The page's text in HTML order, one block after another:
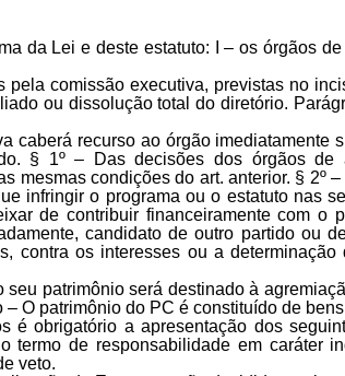
da Lei e deste estatuto: I – os órgãos
comissão executiva, previstas no
ou dissolução total do diretório.
caberá recurso ao órgão imediatamente
§ 1º – Das decisões dos órgãos de
mesmas condições do art. anterior. §
infringir o programa ou o estatuto nas
de contribuir financeiramente com o
candidato de outro partido ou
contra os interesses ou a
seu patrimônio será destinado à
O patrimônio do PC é constituído de
é obrigatório a apresentação dos
termo de responsabilidade em caráter
veto.